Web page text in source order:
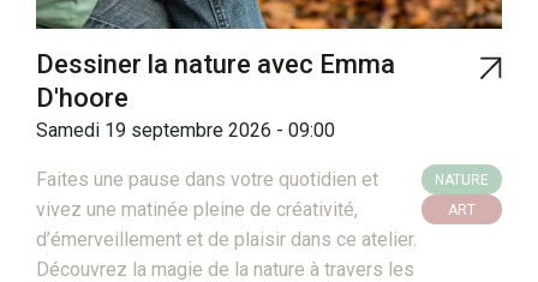
Dessiner la nature avec Emma
D'hoore
Samedi 19 septembre 2026 - 09:00
Faites une pause dans votre quotidien et
vivez une matinée pleine de créativité,
d’émerveillement et de plaisir dans ce atelier.
Découvrez la magie de la nature à travers les
NATURE
ART